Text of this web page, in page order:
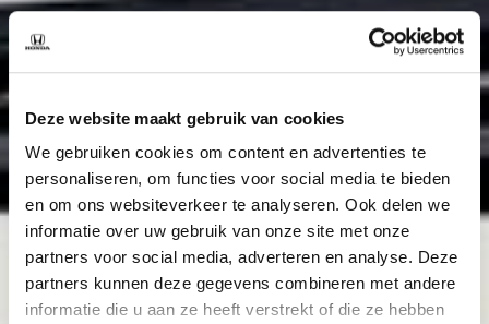
Deze website maakt gebruik van cookies
We gebruiken cookies om content en advertenties te
personaliseren, om functies voor social media te bieden
en om ons websiteverkeer te analyseren. Ook delen we
informatie over uw gebruik van onze site met onze
partners voor social media, adverteren en analyse. Deze
partners kunnen deze gegevens combineren met andere
informatie die u aan ze heeft verstrekt of die ze hebben